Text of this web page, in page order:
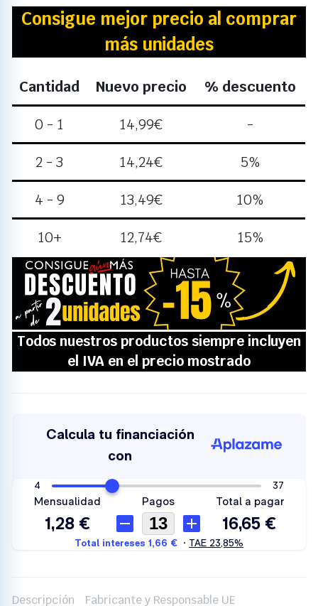
Consigue mejor precio al comprar
más unidades
Cantidad Nuevo precio % descuento
0 - 1 14,99€ -
2 - 3 14,24€ 5%
4 - 9 13,49€ 10%
10+ 12,74€ 15%
Descripción Fabricante y Responsable UE